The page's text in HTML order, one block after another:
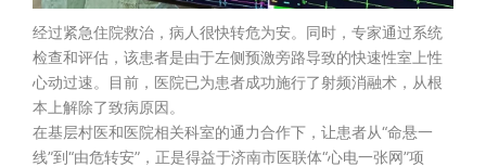
经过紧急住院救治，病人很快转危为安。同时，专家通过系统
检查和评估，该患者是由于左侧预激旁路导致的快速性室上性
心动过速。目前，医院已为患者成功施行了射频消融术，从根
本上解除了致病原因。
在基层村医和医院相关科室的通力合作下，让患者从“命悬一
线”到“由危转安”，正是得益于济南市医联体“心电一张网”项